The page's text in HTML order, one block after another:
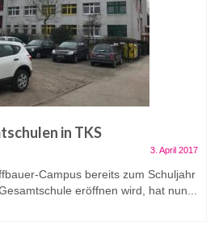
in TKS
3. April 2017
Campus bereits zum Schuljahr
eröffnen wird, hat nun...